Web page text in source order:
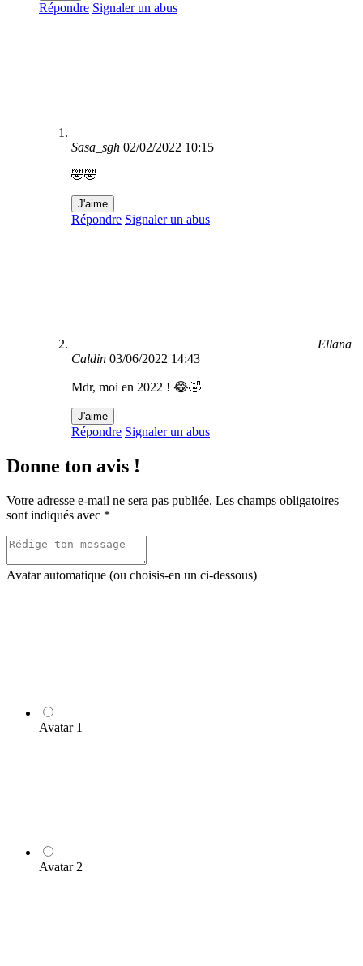
Répondre Signaler un abus
Sasa_sgh 02/02/2022 10:15
🤣🤣
J'aime
Répondre Signaler un abus
Ellana
Caldin 03/06/2022 14:43
Mdr, moi en 2022 ! 😂🤣
J'aime
Répondre Signaler un abus
Donne ton avis !
Votre adresse e-mail ne sera pas publiée. Les champs obligatoires
sont indiqués avec *
Avatar automatique (ou choisis-en un ci-dessous)
Avatar 1
Avatar 2